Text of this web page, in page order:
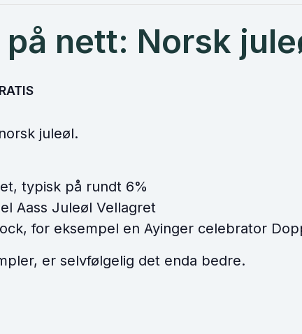
nett: Norsk
juleøl.
typisk på rundt 6%
Aass Juleøl Vellagret
for eksempel en Ayinger celebrator
er selvfølgelig det enda bedre.